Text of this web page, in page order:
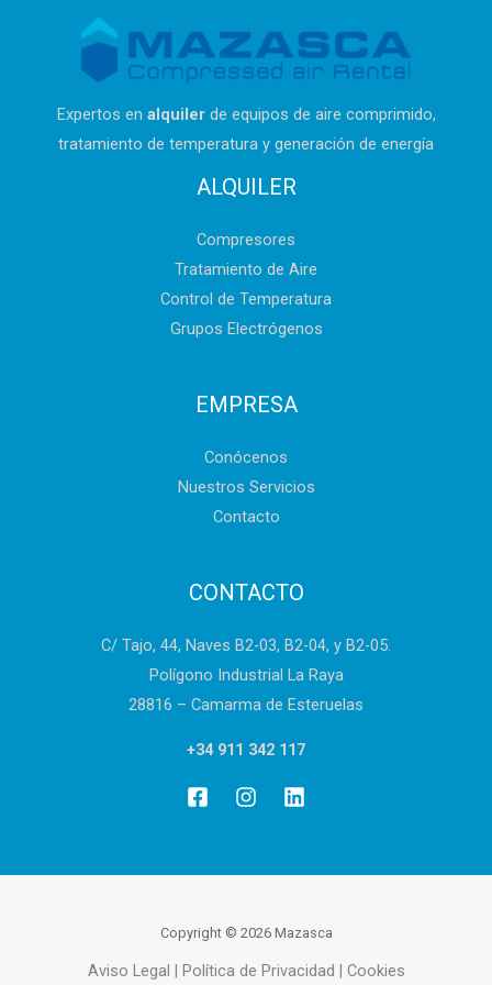
Expertos en alquiler de equipos de aire comprimido,
tratamiento de temperatura y generación de energía
ALQUILER
Compresores
Tratamiento de Aire
Control de Temperatura
Grupos Electrógenos
EMPRESA
Conócenos
Nuestros Servicios
Contacto
CONTACTO
C/ Tajo, 44, Naves B2-03, B2-04, y B2-05.
Polígono Industrial La Raya
28816 – Camarma de Esteruelas
+34 911 342 117
Copyright © 2026 Mazasca
Aviso Legal | Política de Privacidad | Cookies